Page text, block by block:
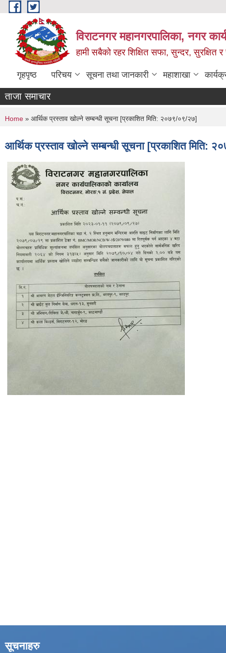
Skip to main content
विराटनगर महानगरपालिका, नगर
हामी सबैको रहर शिक्षित सफा, सुन्दर, सुरक्षित र
गृहपृष्ठ परिचय सूचना तथा जानकारी महाशाखा
ताजा समाचार
You are here
Home » आर्थिक प्रस्ताव खोल्ने सम्बन्धी सूचना [प्रकाशित मिति: २०७९/०९/२७]
आर्थिक प्रस्ताव खोल्ने सम्बन्धी सूचना [प्रकाशित मिति:
सूचनाहरु